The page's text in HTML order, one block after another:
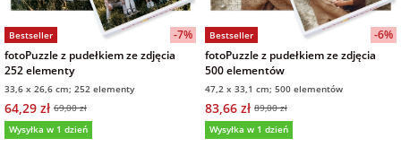
Bestseller
-7%
fotoPuzzle z pudełkiem ze zdjęcia
252 elementy
33,6 x 26,6 cm; 252 elementy
64,29 zł 69,00 zł
Wysyłka w 1 dzień
Bestseller
-6%
fotoPuzzle z pudełkiem ze zdjęcia
500 elementów
47,2 x 33,1 cm; 500 elementów
83,66 zł 89,00 zł
Wysyłka w 1 dzień